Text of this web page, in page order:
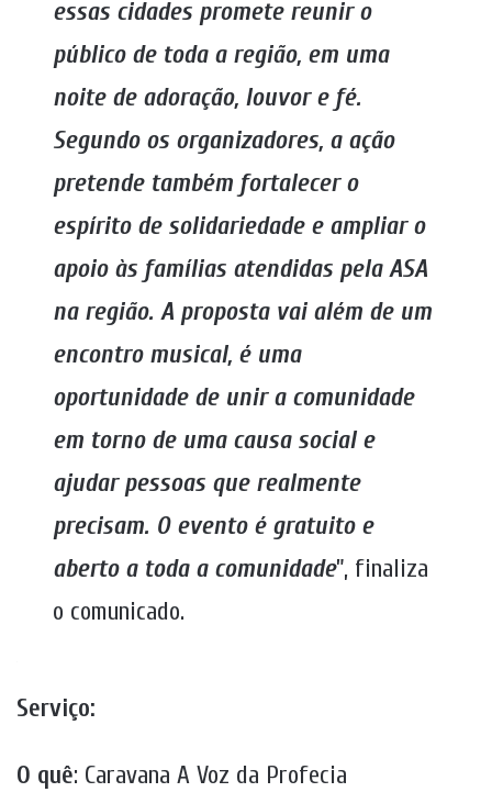
essas cidades promete reunir o
público de toda a região, em uma
noite de adoração, louvor e fé.
Segundo os organizadores, a ação
pretende também fortalecer o
espírito de solidariedade e ampliar o
apoio às famílias atendidas pela ASA
na região. A proposta vai além de um
encontro musical, é uma
oportunidade de unir a comunidade
em torno de uma causa social e
ajudar pessoas que realmente
precisam. O evento é gratuito e
aberto a toda a comunidade”, finaliza
o comunicado.
Serviço:
O quê: Caravana A Voz da Profecia